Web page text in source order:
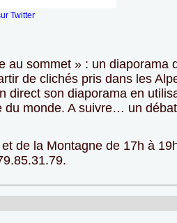
Twitter
sommet » : un diaporama
de clichés pris dans les
direct son diaporama en
du monde. A suivre… un
de la Montagne de 17h à